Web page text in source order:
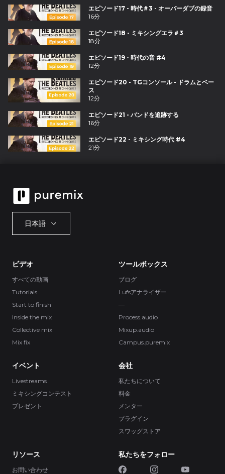
エピソード17 - 時代＃3 - オーバーダブの録音
16分
エピソード18 - ミキシングエラ＃3
18分
エピソード19 - 時代の音 #4
12分
エピソード20 - TGコンソール - ドラムとベー
ス
12分
エピソード21 - バンドを追跡する
16分
エピソード22 - ミキシング時代 #4
21分
日本語
ビデオ
すべての動画
Tutorials
Start to finish
Inside the mix
Collective mix
Mix fix
ツールボックス
ブログ
Lufsアナライザー
—
Process.audio
Mixup.audio
Campus.puremix
イベント
Livestreams
ミキシングコンテスト
プレゼント
会社
私たちについて
料金
メンター
プラグイン
スワッグストア
リソース
お問い合わせ
私たちをフォロー